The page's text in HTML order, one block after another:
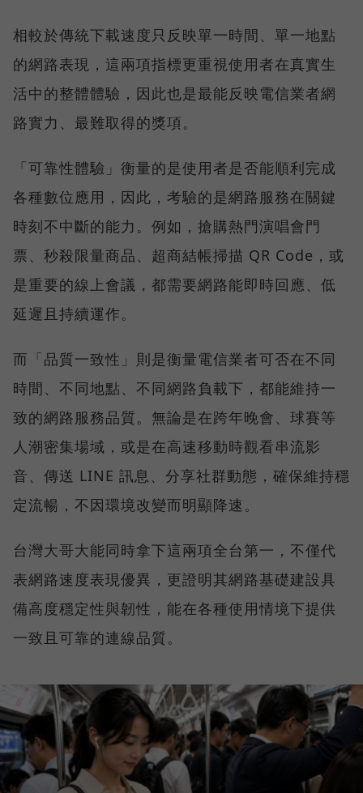
相較於傳統下載速度只反映單一時間、單一地點
的網路表現，這兩項指標更重視使用者在真實生
活中的整體體驗，因此也是最能反映電信業者網
路實力、最難取得的獎項。
「可靠性體驗」衡量的是使用者是否能順利完成
各種數位應用，因此，考驗的是網路服務在關鍵
時刻不中斷的能力。例如，搶購熱門演唱會門
票、秒殺限量商品、超商結帳掃描 QR Code，或
是重要的線上會議，都需要網路能即時回應、低
延遲且持續運作。
而「品質一致性」則是衡量電信業者可否在不同
時間、不同地點、不同網路負載下，都能維持一
致的網路服務品質。無論是在跨年晚會、球賽等
人潮密集場域，或是在高速移動時觀看串流影
音、傳送 LINE 訊息、分享社群動態，確保維持穩
定流暢，不因環境改變而明顯降速。
台灣大哥大能同時拿下這兩項全台第一，不僅代
表網路速度表現優異，更證明其網路基礎建設具
備高度穩定性與韌性，能在各種使用情境下提供
一致且可靠的連線品質。